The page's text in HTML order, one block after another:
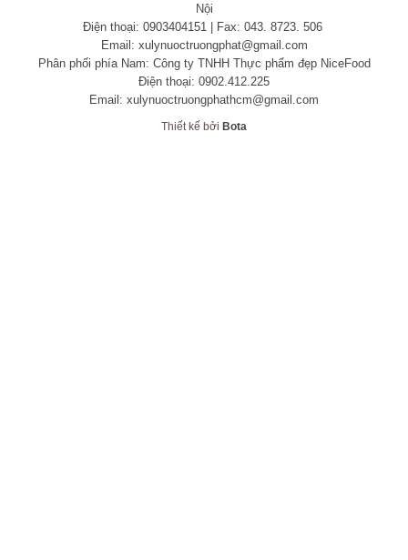
Nội
Điện thoại: 0903404151 | Fax: 043. 8723. 506
Email: xulynuoctruongphat@gmail.com
Phân phối phía Nam: Công ty TNHH Thực phẩm đẹp NiceFood
Điện thoại: 0902.412.225
Email: xulynuoctruongphathcm@gmail.com
Thiết kế bởi Bota